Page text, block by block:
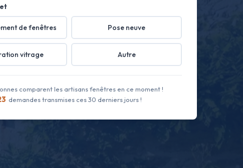
de fenêtres Pose neuve
vitrage Autre
comparent les artisans fenêtres en ce moment !
demandes transmises ces 30 derniers jours !